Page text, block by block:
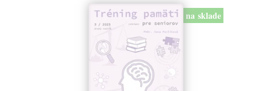
na sklade